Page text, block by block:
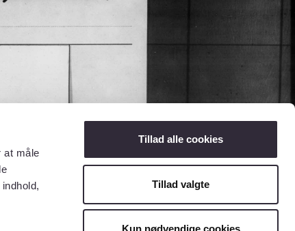
at måle
Tillad alle cookies
Tillad valgte
Kun nødvendige cookies